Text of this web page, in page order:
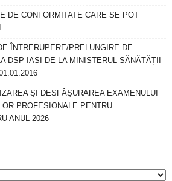
DE CONFORMITATE CARE SE POT
ÎNTRERUPERE/PRELUNGIRE DE
DSP IAȘI DE LA MINISTERUL SĂNĂTĂȚII
ŞI DESFĂŞURAREA EXAMENULUI
PROFESIONALE PENTRU
ANUL 2026